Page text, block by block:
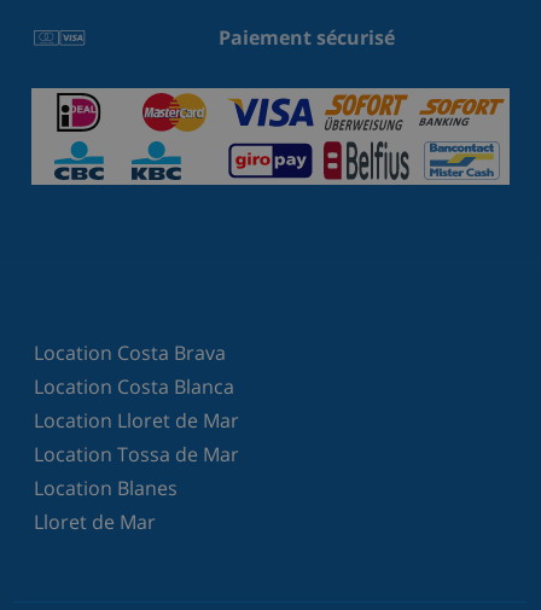
Paiement sécurisé
Location Costa Brava
Location Costa Blanca
Location Lloret de Mar
Location Tossa de Mar
Location Blanes
Lloret de Mar